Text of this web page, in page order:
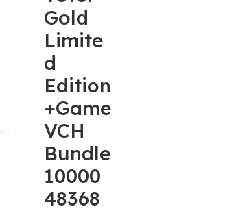
Gold
Limite
d
Edition
+Game
VCH
Bundle
10000
48368